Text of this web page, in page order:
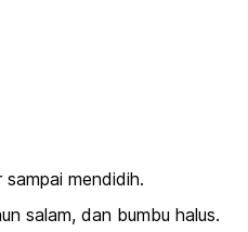
mendidih.
salam, dan bumbu halus.